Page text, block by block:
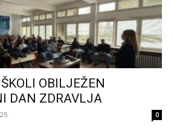
OBILJEŽEN
DAN ZDRAVLJA
0